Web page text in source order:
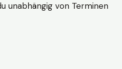
unabhängig von Terminen